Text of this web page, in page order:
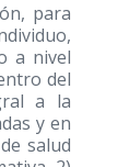
para
a nivel
del
a la
y en
salud